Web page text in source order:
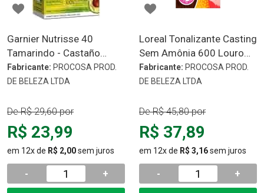
Garnier Nutrisse 40
Tamarindo - Castaño
Natural
Fabricante: PROCOSA PROD.
DE BELEZA LTDA
DeR$ 29,60por
R$ 23,99
em 12x de R$ 2,00sem juros
- +
Loreal Tonalizante Casting
Sem Amônia 600 Louro
Escuro Tom 600 Louro
Escuro
Fabricante: PROCOSA PROD.
DE BELEZA LTDA
DeR$ 45,80por
R$ 37,89
em 12x de R$ 3,16sem juros
- +